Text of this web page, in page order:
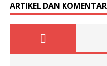
ARTIKEL DAN KOMENTAR